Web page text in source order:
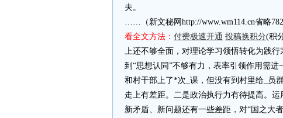
夫。
……（新文秘网http://www.wm114.cn省略
看全文方法： 付费极速开通 投稿换积分(积
上还不够全面，对理论学习领悟转化为践
到“思想认同”不够有力，表率引领作用需
和村干部上了*次_课，但没有到村里给_员
走上有差距。二是政治执行力有待提高。
新矛盾、新问题还有一些差距，对“国之大